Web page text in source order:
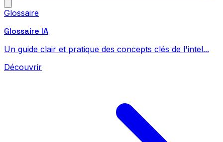
Glossaire
Glossaire IA
Un guide clair et pratique des concepts clés de l'intel...
Découvrir